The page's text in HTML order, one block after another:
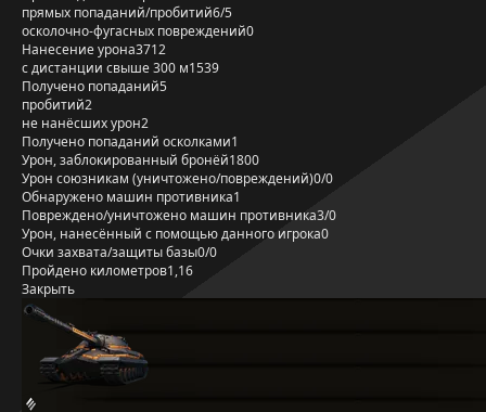
прямых попаданий/пробитий6/5
осколочно-фугасных повреждений0
Нанесение урона3712
с дистанции свыше 300 м1539
Получено попаданий5
пробитий2
не нанёсших урон2
Получено попаданий осколками1
Урон, заблокированный бронёй1800
Урон союзникам (уничтожено/повреждений)0/0
Обнаружено машин противника1
Повреждено/уничтожено машин противника3/0
Урон, нанесённый с помощью данного игрока0
Очки захвата/защиты базы0/0
Пройдено километров1,16
Закрыть